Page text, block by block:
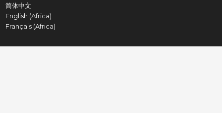
简体中文
English (Africa)
Français (Africa)